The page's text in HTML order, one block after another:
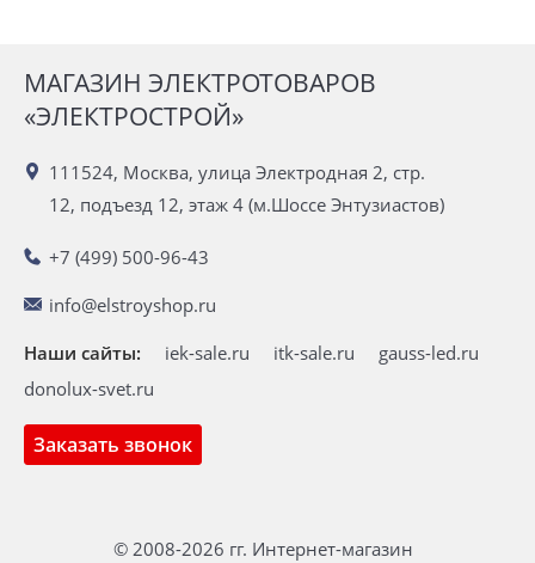
МАГАЗИН ЭЛЕКТРОТОВАРОВ
«ЭЛЕКТРОСТРОЙ»
111524, Москва, улица Электродная 2, стр.
12, подъезд 12, этаж 4 (м.Шоссе Энтузиастов)
+7 (499) 500-96-43
info@elstroyshop.ru
Заказать звонок
Наши сайты: iek-sale.ru itk-sale.ru
gauss-led.ru
donolux-svet.ru
© 2008-2026 гг. Интернет-магазин